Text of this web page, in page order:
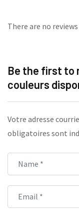
There are no
Be the first to
couleurs
Votre adresse
obligatoires sont